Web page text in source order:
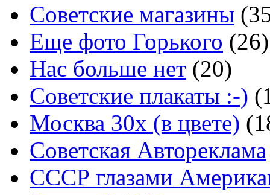
Советские магазины
Еще фото Горького (26)
Нас больше нет (20)
Советские плакаты :-)
Москва 30x (в цвете)
Советская Автореклама
СССР глазами